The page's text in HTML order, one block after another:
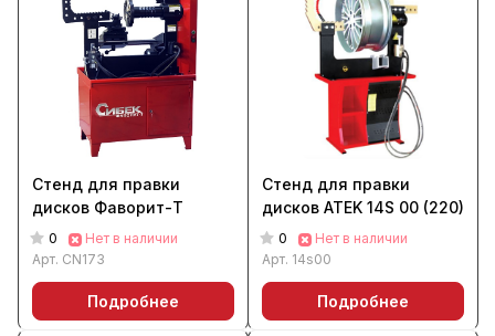
Стенд для правки
дисков Фаворит-Т
0
Нет в наличии
Арт. CN173
Подробнее
Стенд для правки
дисков ATEK 14S 00 (220)
0
Нет в наличии
Арт. 14s00
Подробнее